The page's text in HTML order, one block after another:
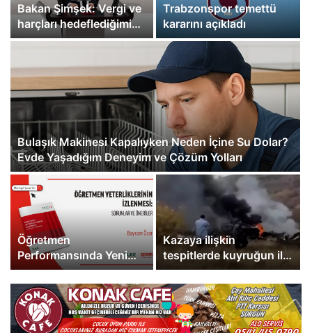
Bulaşık Makinesi Kapalıyken Neden İçine Su Dolar?
Evde Yaşadığım Deneyim ve Çözüm Yolları
Bakan Şimşek: Vergi ve
harçları hedeflediğimiz
enflasyon oranında
Trabzonspor temettü
kararını açıkladı
Öğretmen
Performansında Yeni
Eşik: Yapay Zeka ile
Kişiselleştirilmiş Gelişim
Modeli
Kazaya ilişkin
tespitlerde kuyruğun ilk
kopan parça olduğu
belirlendi